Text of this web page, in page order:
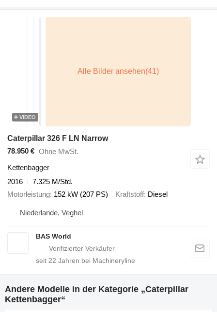
VIDEO
Caterpillar 326 F LN Narrow
78.950 € Ohne MwSt.
Kettenbagger
2016
7.325 M/Std.
Motorleistung 152 kW (207 PS) Kraftstoff Diesel
Niederlande, Veghel
BAS World
seit 22 Jahren bei Machineryline
Andere Modelle in der Kategorie „Caterpillar
Kettenbagger“